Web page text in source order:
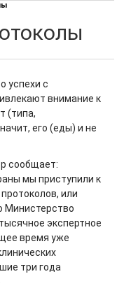
успехи с
внимание к
(типа,
его (еды) и не
сообщает:
мы приступили к
или
Министерство
экспертное
время уже
три года